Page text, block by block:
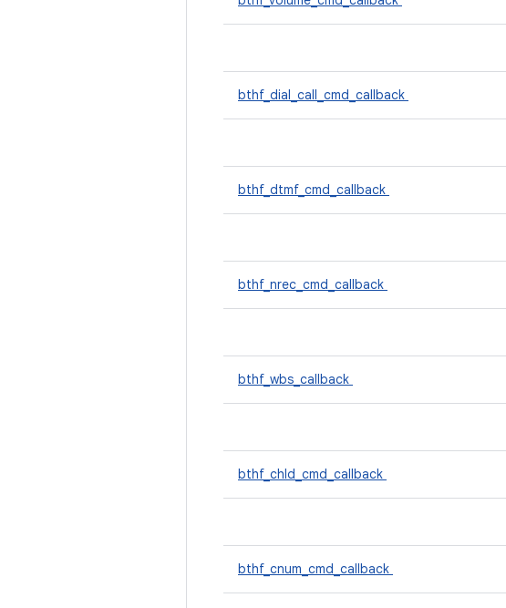
bthf_dial_call_cmd_callback
bthf_dtmf_cmd_callback
bthf_nrec_cmd_callback
bthf_wbs_callback
bthf_chld_cmd_callback
bthf_cnum_cmd_callback